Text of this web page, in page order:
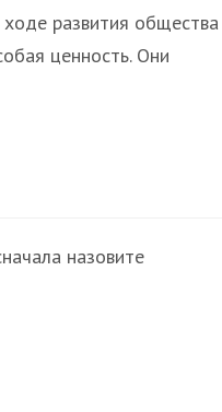
развития общества
ценность. Они
назовите